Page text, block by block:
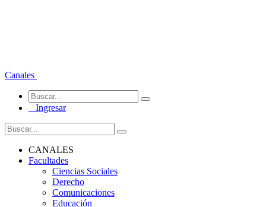
Canales
Ingresar
CANALES
Facultades
Ciencias Sociales
Derecho
Comunicaciones
Educación